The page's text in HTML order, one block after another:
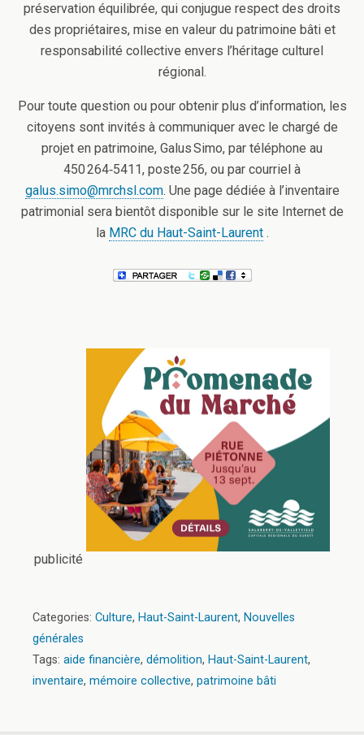
préservation équilibrée, qui conjugue respect des droits
des propriétaires, mise en valeur du patrimoine bâti et
responsabilité collective envers l’héritage culturel
régional.
Pour toute question ou pour obtenir plus d’information, les
citoyens sont invités à communiquer avec le chargé de
projet en patrimoine, Galus Simo, par téléphone au
450 264‑5411, poste 256, ou par courriel à
galus.simo@mrchsl.com. Une page dédiée à l’inventaire
patrimonial sera bientôt disponible sur le site Internet de
la MRC du Haut-Saint-Laurent.
publicité
Categories: Culture, Haut-Saint-Laurent, Nouvelles
générales
Tags: aide financière, démolition, Haut-Saint-Laurent,
inventaire, mémoire collective, patrimoine bâti